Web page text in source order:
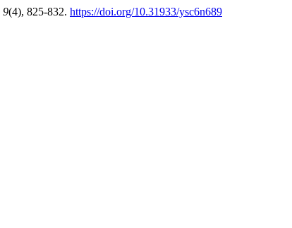
9(4), 825-832. https://doi.org/10.31933/ysc6n689